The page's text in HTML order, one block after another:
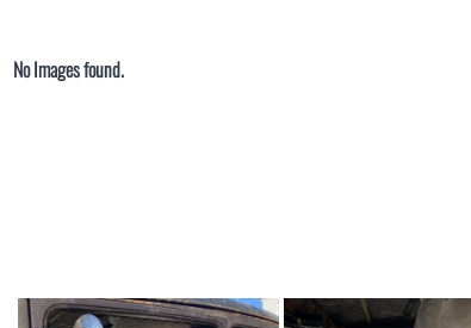
No Images found.